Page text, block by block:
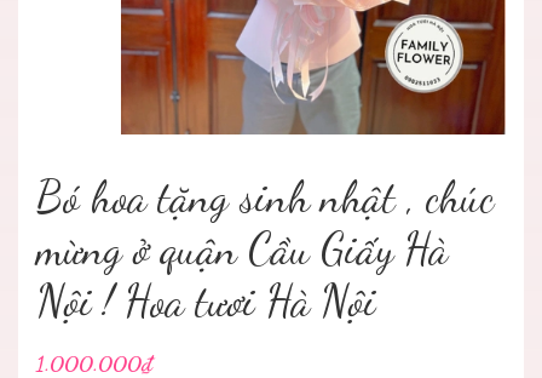
Bó hoa tặng sinh nhật , chúc
mừng ở quận Cầu Giấy Hà
Nội ! Hoa tươi Hà Nội
1.000.000₫